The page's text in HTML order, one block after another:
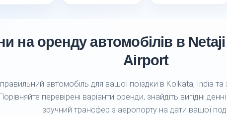
на оренду автомобілів в
Airport
автомобіль для вашої поїздки в Kolkata, India та
перевірені варіанти оренди, знайдіть вигідні
зручний трансфер з аеропорту на дати вашої